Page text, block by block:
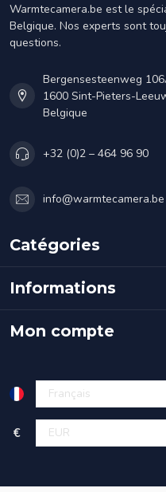
Warmtecamera.be est le
Belgique. Nos experts sont
questions.
Bergensesteenweg
1600 Sint-Pieters-
Belgique
+32 (0)2 – 464 96 90
info@warmtecamera.be
Catégories
Informations
Mon compte
€